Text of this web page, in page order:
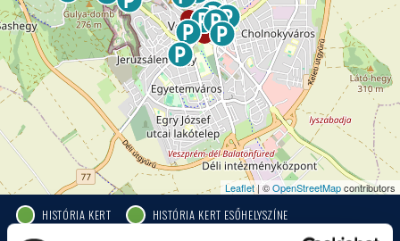
Leaflet| ©OpenStreetMapcontributors
HISTÓRIA KERT HISTÓRIA KERT ESŐHELYSZÍNE